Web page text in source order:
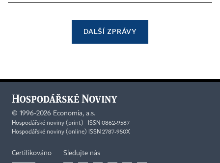
DALŠÍ ZPRÁVY
© 1996-2026 Economia, a.s.
Hospodářské noviny (print) ISSN 0862-9587
Hospodářské noviny (online) ISSN 2787-950X
Certifikováno Sledujte nás